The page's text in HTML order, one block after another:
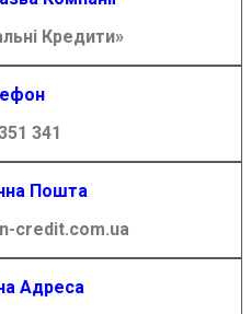
Кредити»
341
Пошта
credit.com.ua
Адреса